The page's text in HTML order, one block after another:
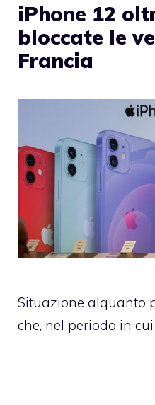
iPhone 12
bloccate le
Francia
Situazione alquanto
che, nel periodo in